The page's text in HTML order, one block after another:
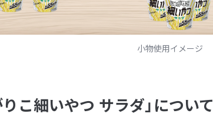
小物使用イメージ
りこ細いやつ サラダ」について